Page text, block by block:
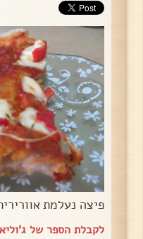
פיצה נעלמת
לקבלת הספר של